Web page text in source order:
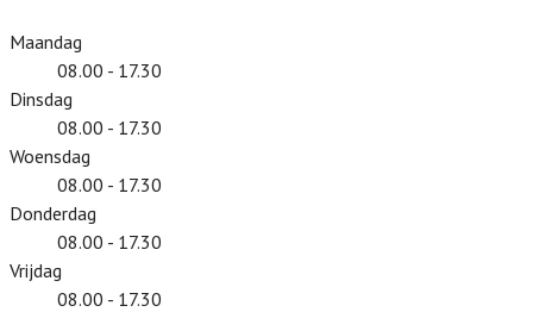
Maandag
08.00 - 17.30
Dinsdag
08.00 - 17.30
Woensdag
08.00 - 17.30
Donderdag
08.00 - 17.30
Vrijdag
08.00 - 17.30